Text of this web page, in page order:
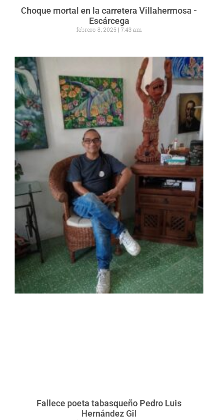
Choque mortal en la carretera Villahermosa -
Escárcega
febrero 8, 2025 7:43 am
Fallece poeta tabasqueño Pedro Luis
Hernández Gil